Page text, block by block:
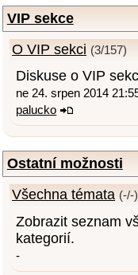
VIP sekce
O VIP sekci (3/157)
Diskuse o VIP
ne 24. srpen 2014
palucko
Ostatní možnosti
Všechna témata (-/-)
Zobrazit seznam
kategorií.
-